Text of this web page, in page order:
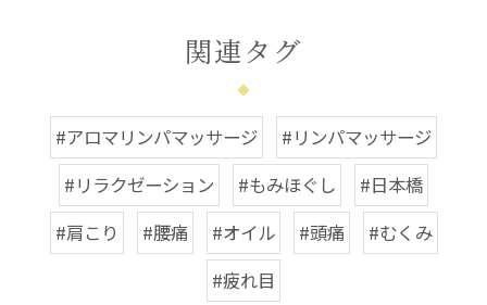
関連タグ
#アロマリンパマッサージ
#リンパマッサージ
#リラクゼーション
#もみほぐし
#日本橋
#肩こり
#腰痛 #オイル #頭痛
#むくみ
#疲れ目